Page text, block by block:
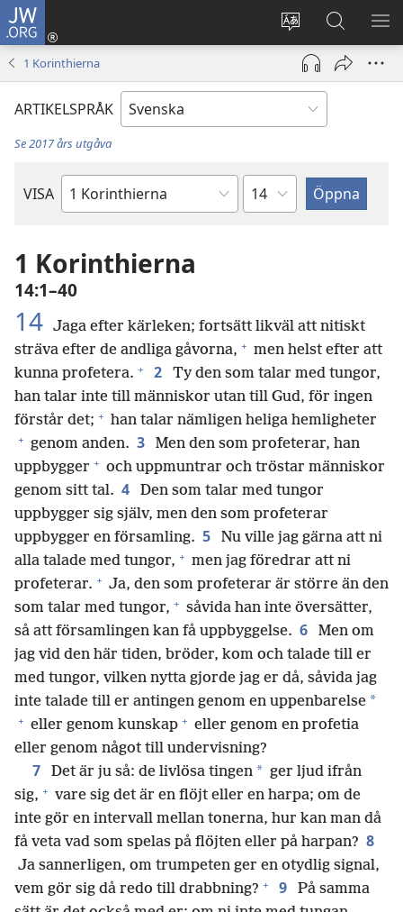
JW.ORG
Ändra
webbplatsens
språk
Logga
(öppnar
fönster)
Sök
på
jw.org
1 Korinthierna
ARTIKELSPRÅK
Se 2017 års utgåva
VISA
Bibelbok
Kapitel
1 Korinthierna
14:1–40
14 Jaga efter kärleken; fortsätt likväl att nitiskt
sträva efter de andliga gåvorna, + men helst efter att
kunna profetera. + 2
Ty den som talar med tungor,
han talar inte till människor utan till Gud, för ingen
förstår det; + han talar nämligen heliga hemligheter
+ genom anden. 3
Men den som profeterar, han
uppbygger + och uppmuntrar och tröstar människor
genom sitt tal. 4
Den som talar med tungor
uppbygger sig själv, men den som profeterar
uppbygger en församling. 5
Nu ville jag gärna att ni
alla talade med tungor, + men jag föredrar att ni
profeterar. + Ja, den som profeterar är större än den
som talar med tungor, + såvida han inte översätter,
så att församlingen kan få uppbyggelse. 6
Men om
jag vid den här tiden, bröder, kom och talade till er
med tungor, vilken nytta gjorde jag er då, såvida jag
inte talade till er antingen genom en uppenbarelse *
+ eller genom kunskap + eller genom en profetia
eller genom något till undervisning?
7 Det är ju så: de livlösa tingen * ger ljud ifrån
sig, + vare sig det är en flöjt eller en harpa; om de
inte gör en intervall mellan tonerna, hur kan man då
få veta vad som spelas på flöjten eller på harpan? 8
Ja sannerligen, om trumpeten ger en otydlig signal,
vem gör sig då redo till drabbning? + 9
På samma